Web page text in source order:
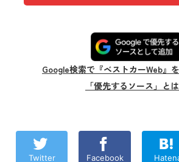
Google検索で『ベストカーWeb』
「優先するソース」と
Twitter Facebook